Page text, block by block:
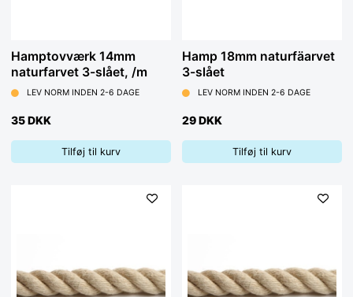
Hamptovværk 14mm
naturfarvet 3-slået, /m
LEV NORM INDEN 2-6 DAGE
35 DKK
Tilføj til kurv
Hamp 18mm naturfäarvet
3-slået
LEV NORM INDEN 2-6 DAGE
29 DKK
Tilføj til kurv